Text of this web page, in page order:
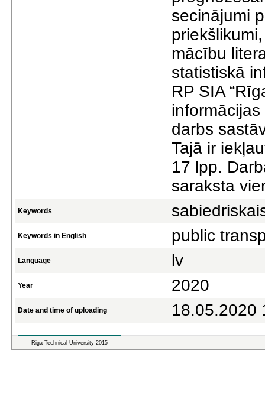
secinājumi
mācību
statistiskā
RP SIA
darbs
Tajā ir
17 lpp.
saraksta
Keywords
Keywords in English public
Language lv
Year 2020
Date and time of uploading 18.05.2020
Riga Technical University 2015